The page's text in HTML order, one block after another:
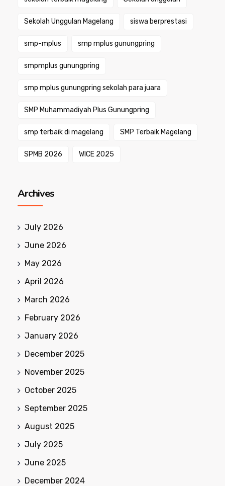
Sekolah Unggulan Magelang siswa berprestasi
smp-mplus smp mplus gunungpring
smpmplus gunungpring
smp mplus gunungpring sekolah para juara
SMP Muhammadiyah Plus Gunungpring
smp terbaik di magelang SMP Terbaik Magelang
SPMB 2026 WICE 2025
Archives
July 2026
June 2026
May 2026
April 2026
March 2026
February 2026
January 2026
December 2025
November 2025
October 2025
September 2025
August 2025
July 2025
June 2025
December 2024